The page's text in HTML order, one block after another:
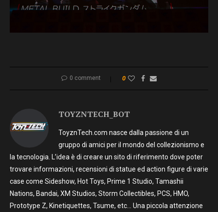
0 comment 0
TOYZNTECH_BOT
ToyznTech.com nasce dalla passione di un
gruppo di amici per il mondo del collezionismo e
la tecnologia. L’idea è di creare un sito di riferimento dove poter
trovare informazioni, recensioni di statue ed action figure di varie
case come Sideshow, Hot Toys, Prime 1 Studio, Tamashii
Nations, Bandai, XM Studios, Storm Collectibles, PCS, HMO,
Prototype Z, Kinetiquettes, Tsume, etc… Una piccola attenzione